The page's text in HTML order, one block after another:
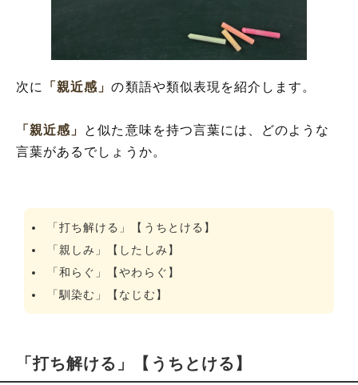
次に 「親近感」の類語や類似表現を紹介します。
「親近感」 と似た意味を持つ言葉には、どのような
言葉があるでしょうか。
「打ち解ける」【うちとける】
「親しみ」【したしみ】
「和らぐ」【やわらぐ】
「馴染む」【なじむ】
「打ち解ける」【うちとける】